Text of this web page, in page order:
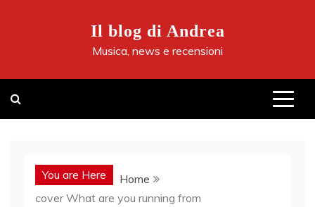
Il blog di Andrea
Musica, news e recensioni
You are Here
Home
cover What are you running from